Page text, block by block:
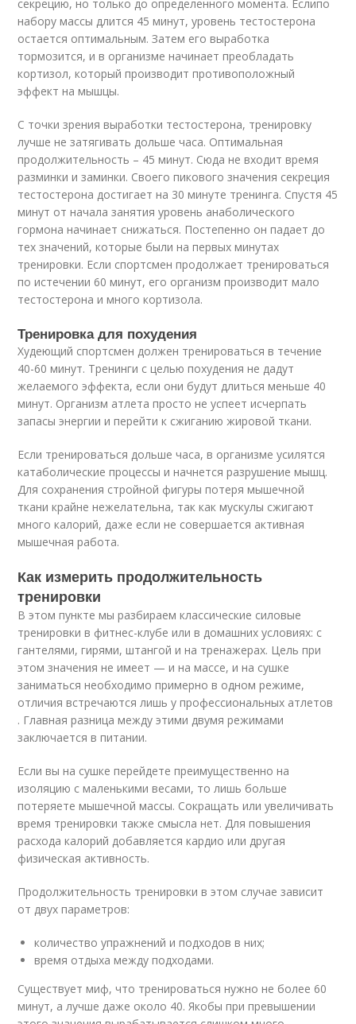
секрецию, но только до определенного момента. Еслипо
набору массы длится 45 минут, уровень тестостерона
остается оптимальным. Затем его выработка
тормозится, и в организме начинает преобладать
кортизол, который производит противоположный
эффект на мышцы.
С точки зрения выработки тестостерона, тренировку
лучше не затягивать дольше часа. Оптимальная
продолжительность – 45 минут. Сюда не входит время
разминки и заминки. Своего пикового значения секреция
тестостерона достигает на 30 минуте тренинга. Спустя 45
минут от начала занятия уровень анаболического
гормона начинает снижаться. Постепенно он падает до
тех значений, которые были на первых минутах
тренировки. Если спортсмен продолжает тренироваться
по истечении 60 минут, его организм производит мало
тестостерона и много кортизола.
Тренировка для похудения
Худеющий спортсмен должен тренироваться в течение
40-60 минут. Тренинги с целью похудения не дадут
желаемого эффекта, если они будут длиться меньше 40
минут. Организм атлета просто не успеет исчерпать
запасы энергии и перейти к сжиганию жировой ткани.
Если тренироваться дольше часа, в организме усилятся
катаболические процессы и начнется разрушение мышц.
Для сохранения стройной фигуры потеря мышечной
ткани крайне нежелательна, так как мускулы сжигают
много калорий, даже если не совершается активная
мышечная работа.
Как измерить продолжительность
тренировки
В этом пункте мы разбираем классические силовые
тренировки в фитнес-клубе или в домашних условиях: с
гантелями, гирями, штангой и на тренажерах. Цель при
этом значения не имеет — и на массе, и на сушке
заниматься необходимо примерно в одном режиме,
отличия встречаются лишь у профессиональных атлетов
. Главная разница между этими двумя режимами
заключается в питании.
Если вы на сушке перейдете преимущественно на
изоляцию с маленькими весами, то лишь больше
потеряете мышечной массы. Сокращать или увеличивать
время тренировки также смысла нет. Для повышения
расхода калорий добавляется кардио или другая
физическая активность.
Продолжительность тренировки в этом случае зависит
от двух параметров:
количество упражнений и подходов в них;
время отдыха между подходами.
Существует миф, что тренироваться нужно не более 60
минут, а лучше даже около 40. Якобы при превышении